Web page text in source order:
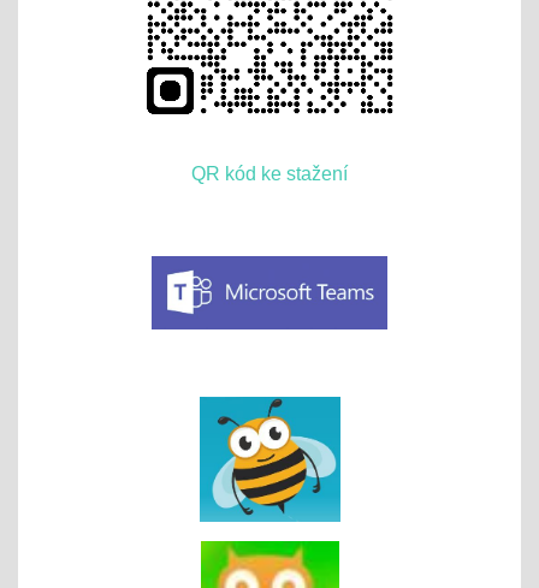
QR kód ke stažení